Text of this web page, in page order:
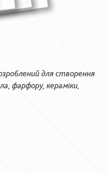
для створення
фарфору, кераміки,